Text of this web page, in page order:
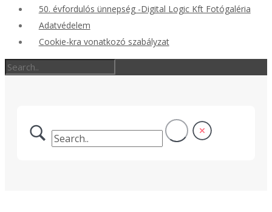
50. évfordulós ünnepség -Digital Logic Kft Fotógaléria
Adatvédelem
Cookie-kra vonatkozó szabályzat